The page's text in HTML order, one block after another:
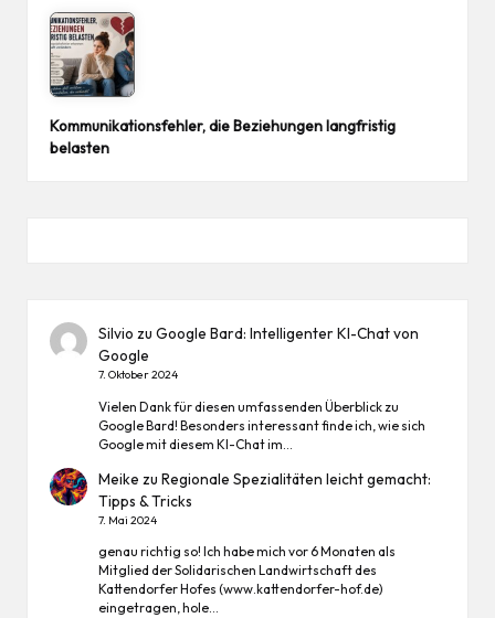
Kommunikationsfehler, die Beziehungen langfristig
belasten
Silvio zuGoogle Bard: Intelligenter KI-Chat von
Google
7. Oktober 2024
Vielen Dank für diesen umfassenden Überblick zu
Google Bard! Besonders interessant finde ich, wie sich
Google mit diesem KI-Chat im…
Meike zuRegionale Spezialitäten leicht gemacht:
Tipps & Tricks
7. Mai 2024
genau richtig so! Ich habe mich vor 6 Monaten als
Mitglied der Solidarischen Landwirtschaft des
Kattendorfer Hofes (www.kattendorfer-hof.de)
eingetragen, hole…